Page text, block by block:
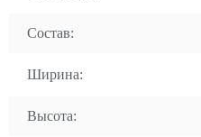
Состав:
Ширина:
Высота: